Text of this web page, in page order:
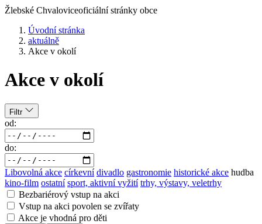
Žlebské Chvaloviceoficiální stránky obce
Úvodní stránka
aktuálně
Akce v okolí
Akce v okolí
Filtr
od:
do:
Libovolná akce církevní divadlo gastronomie historické akce hudba
kino-film ostatní sport, aktivní vyžití trhy, výstavy, veletrhy
Bezbariérový vstup na akci
Vstup na akci povolen se zvířaty
Akce je vhodná pro děti